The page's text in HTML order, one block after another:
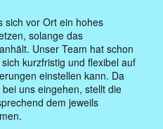
sich vor Ort ein hohes
solange das
Unser Team hat schon
kurzfristig und flexibel auf
einstellen kann. Da
uns eingehen, stellt die
dem jeweils